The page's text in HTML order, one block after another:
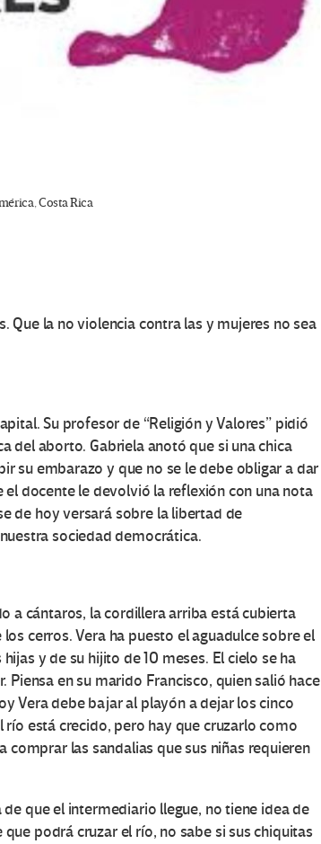
,Costa Rica
Que la no violencia contra las y mujeres no sea
Su profesor de “Religión y Valores” pidió
del aborto. Gabriela anotó que si una chica
su embarazo y que no se le debe obligar a dar
el docente le devolvió la reflexión con una nota
de hoy versará sobre la libertad de
sociedad democrática.
a cántaros, la cordillera arriba está cubierta
cerros. Vera ha puesto el aguadulce sobre el
y de su hijito de 10 meses. El cielo se ha
en su marido Francisco, quien salió hace
Vera debe bajar al playón a dejar los cinco
está crecido, pero hay que cruzarlo como
las sandalias que sus niñas requieren
que el intermediario llegue, no tiene idea de
podrá cruzar el río, no sabe si sus chiquitas